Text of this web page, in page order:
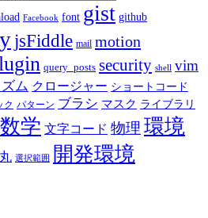
Facebook font gist github
jsFiddle mail motion
query_posts security shell vim
ム クロージャー ショートコード
ク パターン ブラシ マスク ライブラリ
数学 文字コード 物理 環境
選択範囲 開発環境